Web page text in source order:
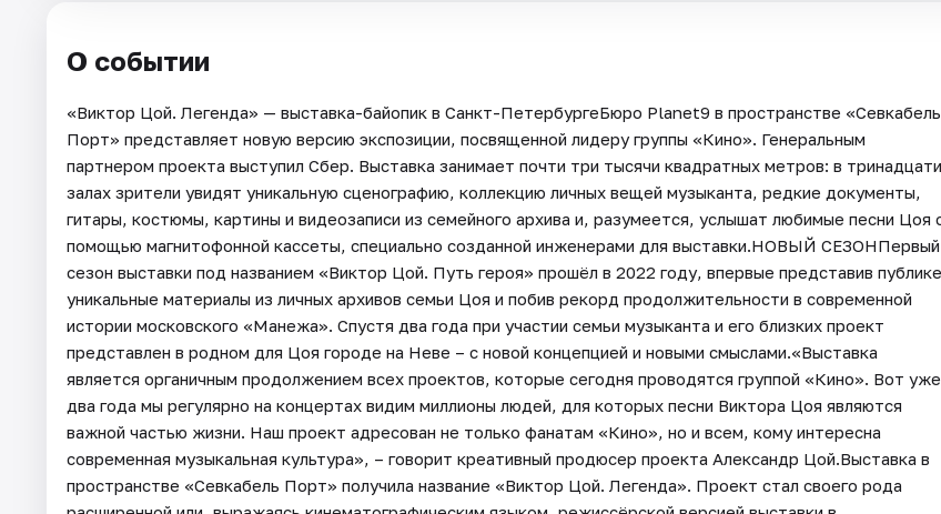
О событии
«Виктор Цой. Легенда» — выставка-байопик в Санкт-ПетербургеБюро Planet9 в пространстве «Севкабель Порт» представляет новую версию экспозиции, посвященной лидеру группы «Кино». Генеральным партнером проекта выступил Сбер. Выставка занимает почти три тысячи квадратных метров: в тринадцати залах зрители увидят уникальную сценографию, коллекцию личных вещей музыканта, редкие документы, гитары, костюмы, картины и видеозаписи из семейного архива и, разумеется, услышат любимые песни Цоя с помощью магнитофонной кассеты, специально созданной инженерами для выставки.НОВЫЙ СЕЗОНПервый сезон выставки под названием «Виктор Цой. Путь героя» прошёл в 2022 году, впервые представив публике уникальные материалы из личных архивов семьи Цоя и побив рекорд продолжительности в современной истории московского «Манежа». Спустя два года при участии семьи музыканта и его близких проект представлен в родном для Цоя городе на Неве – с новой концепцией и новыми смыслами.«Выставка является органичным продолжением всех проектов, которые сегодня проводятся группой «Кино». Вот уже два года мы регулярно на концертах видим миллионы людей, для которых песни Виктора Цоя являются важной частью жизни. Наш проект адресован не только фанатам «Кино», но и всем, кому интересна современная музыкальная культура», – говорит креативный продюсер проекта Александр Цой.Выставка в пространстве «Севкабель Порт» получила название «Виктор Цой. Легенда». Проект стал своего рода расширенной или, выражаясь кинематографическим языком, режиссёрской версией выставки в московском«Манеже», снабженной дополнительными материалами, не вошедшими в первую «постановку».«Два с лишним года потребовалось, чтобы мы смогли показать её в Петербурге. За это время в мире, в нашей стране и в нашей собственной жизни многое поменялось, – говорит основатель и генеральный директор Planet9, автор идеи и продюсер проекта Агния Стерлигова. – Из-за технологических особенностей выставочного жанра нам фактически пришлось собрать новую экспозицию. Мы прошли заново путь погружения в творчество Цоя, в его биографию, в воспоминания близких и на себе ощутили непреходящую актуальность всего, что сделал Цой».Выставка в «Севкабель Порту» – это хроника рождения легенды, кино, которое при жизни музыканта так и не было снято. Как актер Виктор Цой свел в одну систему координат Джеймса Дина и Брюса Ли, в музыке соединил стилистику и звучание звезд Новой волны и Ленинградского рок-клуба, в живописи стал преемником уличного искусства Кита Харинга и Жана-Мишеля Баскии. Все грани таланта Виктора Цоя найдут воплощение в экспозиции.НОВАЯ ГЕОГРАФИЯ«В Петербургской версии мы также обращаемся к исследованию архетипа Героя, но делаем это, опираясь не на литературоведческие приемы, проводя протагониста сквозь те или иные испытания, сопряженные со спецификой охваченных повествованием временных промежутков и событиями в мировой истории, относящихся к тем же периодам. На этот раз мы обращаемся к феноменологии места. Петербург/Ленинград – место Силы, напитавшей несколько поколений молодых людей духом романтизма, свободолюбия и стремлением к самопознанию», – рассказывает автор концепции и куратор проекта Дмитрий Мишенин.Зрителям предлагают посмотреть на творчество музыканта в контексте места и времени. На выставке в Петербурге Виктор Цой – не обожествленный герой эпоса, а человек, жизнь и творчество которого неотрывно связаны с Городом, с его трагической и прекрасной историей, с его культурой и контркультурой, с его великолепием и незаживающими ранами, с его надеждами и хандрой, с его способностью влюблять в себя навсегда.НОВОЕ ПРОЧТЕНИЕРасположенные на площади почти в три тысячи квадратных метров 13 залов расскажут о том, какой путь прошла Легенда через время и как отзывается в сегодняшнем моменте гений Цоя.«У любого народа есть свои легенды, передающиеся из уст в уста, переживающие поколения и позволяющие чувствовать связь временную, географическую, культурную, ментальную, – поясняет управляющий партнёр бюро Planet9, автор идеи и продюсер проекта Александр Кармаев. – Слово &ldquo;легенда&rdquo; в названии выставки легко можно заменить на &ldquo;скрепу&rdquo;, и это было бы так же точно, но оставим это понятие для других контекстов. Мы постарались дать возможность узнать о Викторе Цое что-то новое. Так, например, взаимный интерес Цоя и большого мира – одна из линий, которая может открыть в хорошо известном нам герое какие-то новые черты».На выставке зрители погрузятся в атмосферу тотального кино: одни залы будут рассказывать о фильмах, в которых снимался Цой, в других можно посмотреть фрагменты из лент. Отдельный зал трансформируется в съемочную площадкунеснятого кибер-панк проекта Рашида Нугманова «Цитадель смерти», главную роль в котором должен был играть лидер «Кино».НОВЫЕ ЗАЛЫ«Смерть стоит того, чтобы жить, а любовь стоит того, чтобы ждать». Хорошо известные строки песен обретают новое звучание. Три новых зала выставки, по словам Александра Кармаева, позволяют в буквальном смысле почувствовать новые грани и оттенки, которые нам дают хорошо известные тексты и музыка в изменившемся контексте.Экспозиция построена не по хронологическому, а по тематическому принципу. Специально для петербургской серии проекта в некоторых залах выставки значительно изменилась сценография, хотя концепция осталась неизменной. Так, в самом первом зале – «Ленинградская легенда» – зрителей встречает масштабная фигура Виктора Цоя. А зал «Цитадель смерти» стал более камерным. Там появилась диорама, которая изначально была придумана для этого зала.В экспозиции появится новый зал «Попробуй спеть вместе со мной», видеоинсталляцию для которого сняла режиссёр Елена Бродач. В этом зале посетители смогут подпевать песне как в караоке вместе с другими героями видео.Вместе с командой dreamlaser сделано световое шоу для последнего зала, где звучит запись песни «Последний герой» со стадионного концерта современного проекта группы «Кино».Важной частью обновлённой экспозиции стала отдельно выделенная детская линия, созданная на основе детской книги «Цой. История рок звезды в буквах и картинках» автора Дениса Бояринова и иллюстратора Маши Шишовой. Голосом детской линии выступил Александр Малич.В зале «Камчатка» установлена инсталляция с запахом кочегарки, специально синтезированным для выставки парфюмером Елизаветой Томиловой. По воспоминаниям коллег Виктора Цоя по кочегарке Сергея Фирсова и Андрея Машнина продюсеры вместе с парфюмером постарались найти идеальную формулу этого запаха – перегоревшего шлака в кочегарке. Каждый посетитель сможет услышать этот запах, разлитый в специальную бочку с инсталляцией для извлечения аромата.В аутентичных телефонных будках можно услышать в трубке голос Виктора Цоя из фильма «Игла» Рашида Нугманова.«Так или иначе практически во всех наших залах на экспозиции мы используем кино. Где-то мы слышим голос Цоя в формате цитаты из фильма, где-то видим кадры с ним из кино, а есть зал, в котором мы оказываемся на киноплощадке неснятого фильма с его участием. Кино – это связующая нить всей нашей выставки, потому что Виктор Цой – самый кинематографичный рок-идол Советского Союза и звезда советского экрана», – отмечает Дмитрий Мишенин.НОВЫЕ ЭКСПОНАТЫНа выставке представлены более 300 предметов, связанных с жизнью Виктора Цоя: гитары, черновики, личные письма, фотографии, сценические костюмы, картины разных лет и арт-образы. Для петербуржцев создатели выставки приготовили экспонаты, которые никогда не выставлялись – например, удочка, с которой Цой отправился на рыбалку в тот самый роковой августовский день 1990 года, или очень личная вещь из коллекции Наталии Разлоговой – двойной кулон с сердцем и ключом к нему, приобретённый Цоем в январе 90-го года во время поездки в США.Герой новейшего времени, Виктор Цой – в равной степени легенда для тех, кто заслушивался его записями в 1980-х и для тех, кто открывает его творчество только сейчас. С каждым годом его песни обретают новые нюансы и оттенки: в этом и заключается невероятная витальность его истории.HiFi-стриминг Звук в поддержку выставки представил уникальный тематический раздел для любителей творчества группы «Кино». Там появился секретный эксклюзивный контент, плейлист с комментариями артистов, на которых повлияло творчество музыканта, аудиокнига с фактами о жизни лидера группы «Кино», его биография и многое другое.Сберу, генеральному партнёру выставки, в своём зале удалось правильно почувствовать общее настроение экспозиции и объединить творческий контекст группы Кино и технологичность продуктов Сбера. Получилось уникальное, персонализированное путешествие-переживание, гармонично обогащающее выставку.Выставка работает с 12 октября до 10 марта.12+Авторы идеи, продюсеры: Агния Стерлигова и Александр Кармаев, Planet9 Креативный продюсер: Александр ЦойАвтор концепции, куратор: Дмитрий МишенинСокураторы залов «Приключения Моро» и «Цитадель смерти»: Рашид Нугманов (Франция) и арт-группа Doping PongСокуратор зала «Вокруг света/ Цойленд»: Джоанна Стингрей (США) Консультант проекта: Виталий КалгинВводные тексты: Жоэль Бастенер (Франция)Бюро Planet9 – команда Бюро специализируется на работе с проектами в области культуры – организация выставок, проектирование музеев и временных экспозиций. Портфолио Planet9 включает более 120 проектов в России и за рубежом, среди которых выставка «Первая позиция. Русский балет» в ЦВЗ «Манеж», выставка- путешествие «Балабанов», выставка-байопик«Виктор Цой. Путь героя», «Панк-культура. Король и Шут», Музей Криптографии, выставка«Альбрехт Дюрер. Шедевры гравюры из собрания Пинакотеки Тозио Мартиненго в Брешии» в Историческом музее, «Линия Рафаэля. 1520 – 2020» в Государственном Эрмитаже; Уральская индустриальная биеннале современного искусства, экспозиция российского павильона на XV Венецианской биеннале в Венеции V.D.N.H. URBAN PHENOMENON и многие другие.Мы благодарим наших партнеров, без которых организация этой выставки была бы невозможна: ПАО «Сбербанк», ОАО «РЖД», HiFi-стриминг Звук, компанию «Афиша».По Льготному билету выставку могут посетить (при предъявлен